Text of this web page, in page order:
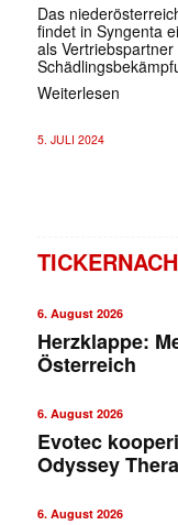
Das
findet in Syngenta
als
Weiterlesen
5. JULI 2024
6. August 2026
Herzklappe:
Österreich
6. August 2026
Evotec
Odyssey
6. August 2026